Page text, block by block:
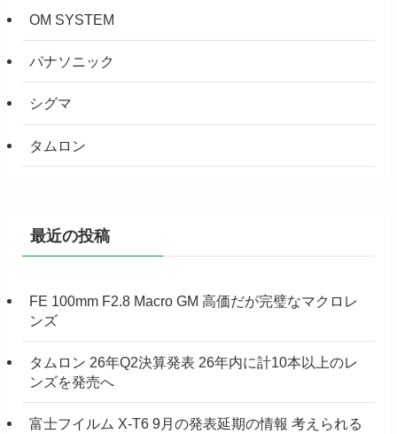
OM SYSTEM
パナソニック
シグマ
タムロン
最近の投稿
FE 100mm F2.8 Macro GM 高価だが完璧なマクロレ
ンズ
タムロン 26年Q2決算発表 26年内に計10本以上のレ
ンズを発売へ
富士フイルム X-T6 9月の発表延期の情報 考えられる